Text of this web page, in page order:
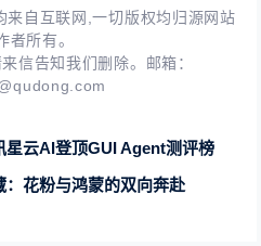
来自互联网,一切版权均归源网站
者所有。
信告知我们删除。邮箱：
星云AI登顶GUI Agent测评榜
：花粉与鸿蒙的双向奔赴